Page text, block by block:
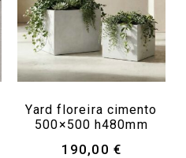
Yard floreira cimento
500×500 h480mm
190,00 €